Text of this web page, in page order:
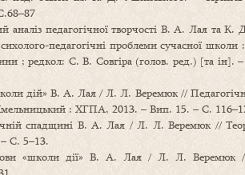
аналіз педагогічної творчості В. А. Лая та
педагогічні проблеми сучасної школи
; редкол: С. В. Совгіра (голов. ред.) [та ін].
дій» В. А. Лая / Л. Л. Веремюк //
: ХГПА, 2013. – Вип. 15. – С.
спадщині В. А. Лая / Л. Л. Веремюк //
С. 5–13.
«школи дії» В. А. Лая / Л. Л. Веремюк